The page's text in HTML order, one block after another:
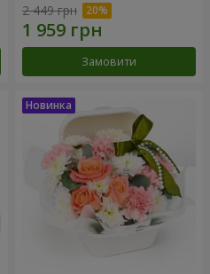
2 449 грн
Замовити